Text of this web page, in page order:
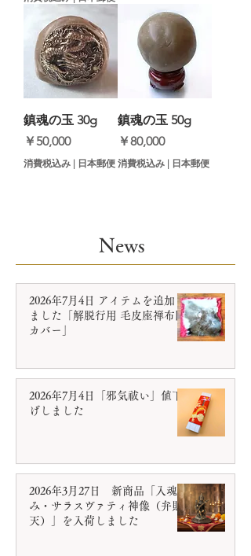
鎮魂の玉 30g
価格
￥50,000
消費税込み | 日本郵便
鎮魂の玉 50g
価格
￥80,000
消費税込み | 日本郵便
News
2026年7月4日 アイテムを追加し
ました「解脱行用 毛皮座禅布団
カバー」
2026年7月4日「邪気祓い」値下
げしました
2026年3月27日 新商品「入魂済
み・サラスヴァティ神像（弁財
天）」を入荷しました